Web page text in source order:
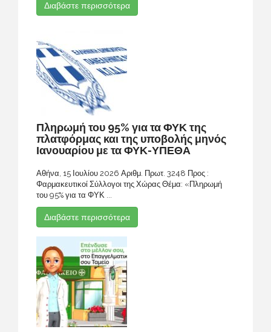
Διαβάστε περισσότερα
Πληρωμή του 95% για τα ΦΥΚ της
πλατφόρμας και της υποβολής μηνός
Ιανουαρίου με τα ΦΥΚ-ΥΠΕΘΑ
Αθήνα, 15 Ιουλίου 2026 Αριθμ. Πρωτ. 3248 Προς :
Φαρμακευτικοί Σύλλογοι της Χώρας Θέμα: «Πληρωμή
του 95% για τα ΦΥΚ ...
Διαβάστε περισσότερα